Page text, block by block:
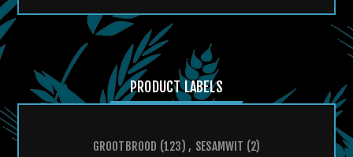
PRODUCT LABELS
GROOTBROOD (123) , SESAMWIT (2)